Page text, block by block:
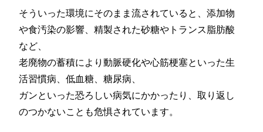
そういった環境にそのまま流されていると、添加物
や食汚染の影響、精製された砂糖やトランス脂肪酸
など、
老廃物の蓄積により動脈硬化や心筋梗塞といった生
活習慣病、低血糖、糖尿病、
ガンといった恐ろしい病気にかかったり、取り返し
のつかないことも危惧されています。